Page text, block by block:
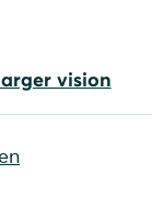
vision